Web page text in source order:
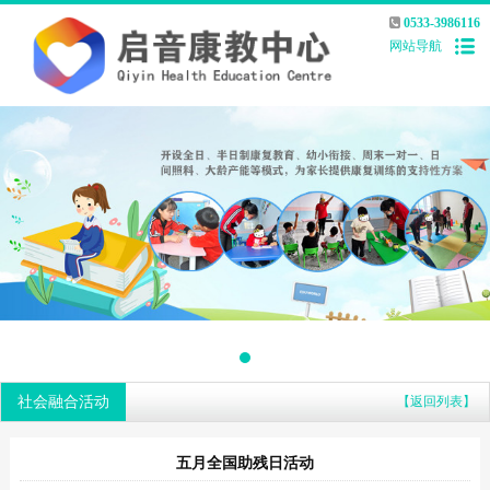
0533-3986116
网站导航
社会融合活动 【返回列表】
五月全国助残日活动